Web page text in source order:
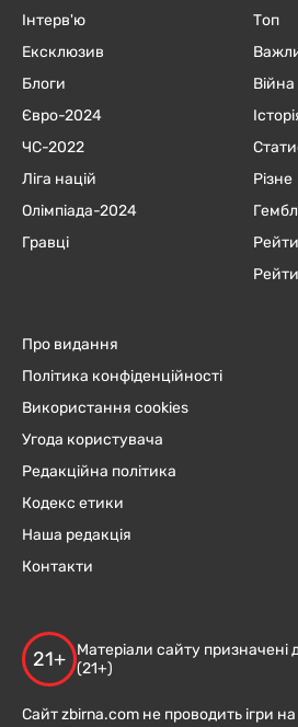
Інтерв'ю
Ексклюзив
Блоги
Євро-2024
ЧC-2022
Ліга націй
Олімпіада-2024
Гравці
Топ
Війна
Різне
Про видання
Політика конфіденційності
Використання cookies
Угода користувача
Редакційна політика
Кодекс етики
Наша редакція
Контакти
21+
Матеріали сайту призначені
(21+)
Сайт zbirna.com не проводить ігри